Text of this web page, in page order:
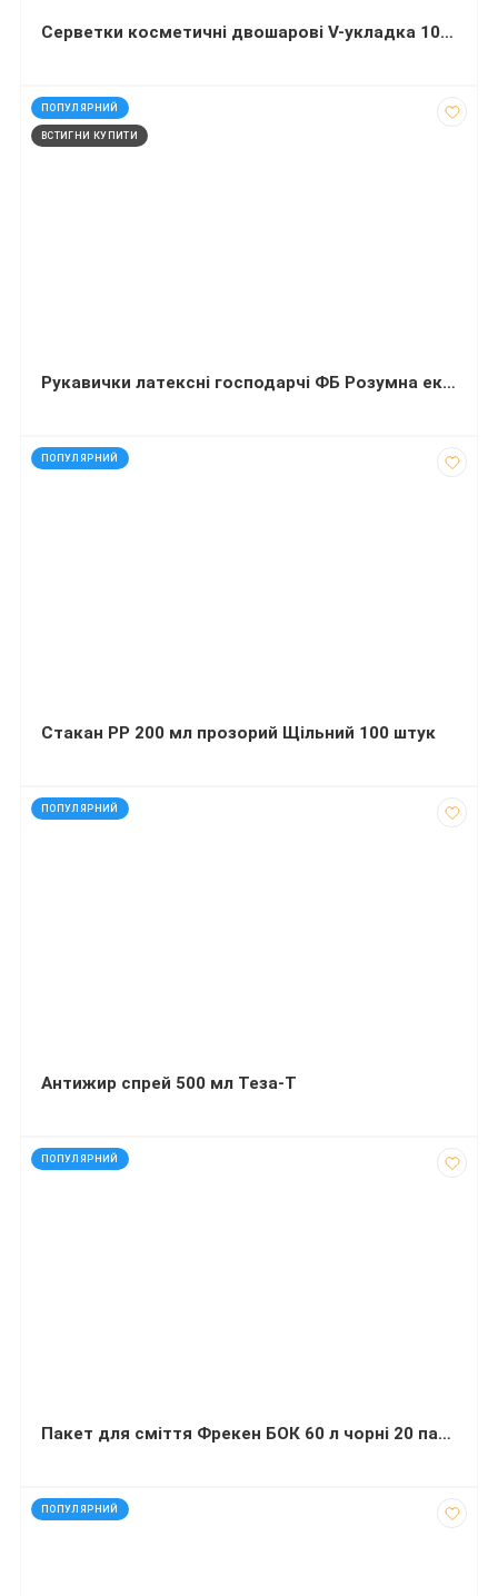
Серветки косметичні двошарові V-укладка 100 штук білі без малюнку 20х20 см куб
ПОПУЛЯРНИЙ
ВСТИГНИ КУПИТИ
код: 290314
Рукавички латексні господарчі ФБ Розумна економія помаранчеві М
ПОПУЛЯРНИЙ
код: 28080
Стакан РР 200 мл прозорий Щільний 100 штук
ПОПУЛЯРНИЙ
код: 12224
Антижир спрей 500 мл Теза-Т
ПОПУЛЯРНИЙ
код: 4403
Пакет для сміття Фрекен БОК 60 л чорні 20 пакетів
ПОПУЛЯРНИЙ
код: 290276